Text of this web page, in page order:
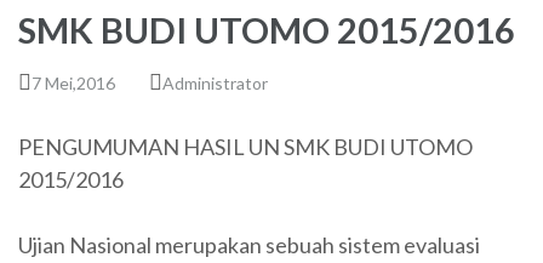
SMK BUDI UTOMO 2015/2016
7 Mei,2016 Administrator
PENGUMUMAN HASIL UN SMK BUDI UTOMO
2015/2016
Ujian Nasional merupakan sebuah sistem evaluasi